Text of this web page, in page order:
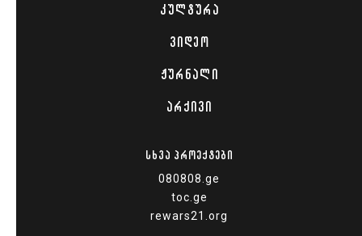
ᲙᲣᲚᲢᲣᲠᲐ
ᲕᲘᲓᲔᲝ
ᲟᲣᲠᲜᲐᲚᲘ
ᲐᲠᲥᲘᲕᲘ
ᲡᲮᲕᲐ ᲞᲠᲝᲔᲥᲢᲔᲑᲘ
080808.ge
toc.ge
rewars21.org